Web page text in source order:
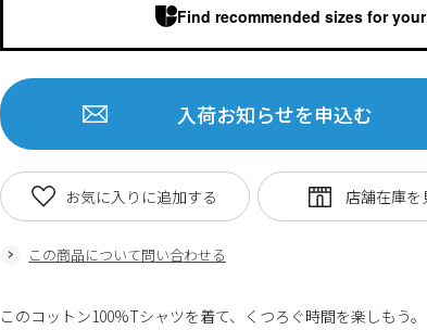
入荷お知らせを申込む
この商品について問い合わせる
お気に入りに追加する
このコットン100%Tシャツを着て、くつろぐ時間を楽しもう
Find recommended sizes for